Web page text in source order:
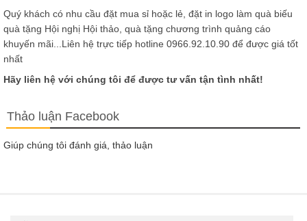
Quý khách có nhu cầu đặt mua sỉ hoặc lẻ, đặt in logo làm quà biếu
quà tặng Hội nghị Hội thảo, quà tặng chương trình quảng cáo
khuyến mãi...Liên hệ trực tiếp hotline 0966.92.10.90 để được giá tốt
nhất
Hãy liên hệ với chúng tôi để được tư vấn tận tình nhất!
Thảo luận Facebook
Giúp chúng tôi đánh giá, thảo luận